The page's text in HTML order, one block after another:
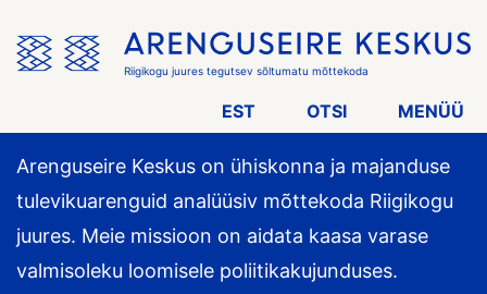
menüü
vahele
Riigikogu juures tegutsev sõltumatu mõttekoda
EST OTSI MENÜÜ
Arenguseire Keskus on ühiskonna ja majanduse
tulevikuarenguid analüüsiv mõttekoda Riigikogu
juures. Meie missioon on aidata kaasa varase
valmisoleku loomisele poliitikakujunduses.